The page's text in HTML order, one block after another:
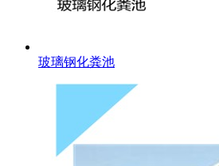
玻璃钢化粪池